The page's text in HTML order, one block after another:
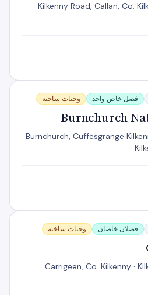
Kilkenny Road, Callan, Co.
فصل خاص واحد وجبات ساخنة
Burnchurch
Burnchurch, Cuffesgrange
فصلان خاصان وجبات ساخنة
Carrigeen, Co. Kilkenny ·